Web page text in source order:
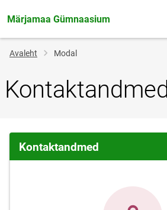
Märjamaa Gümnaasium
Jälglink
Avaleht Modal
Kontaktandmed
Kontaktandmed